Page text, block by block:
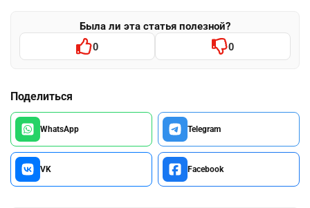
Была ли эта статья полезной?
0 0
Поделиться
WhatsApp Telegram
VK Facebook